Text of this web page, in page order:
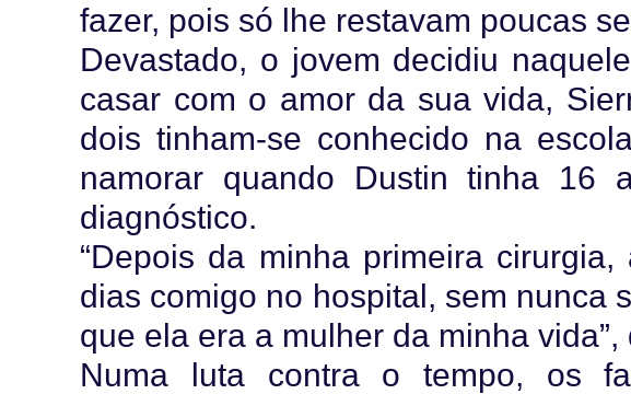
fazer, pois só lhe restavam poucas
Devastado, o jovem decidiu
casar com o amor da sua vida,
dois tinham-se conhecido na
namorar quando Dustin tinha 16
diagnóstico.
“Depois da minha primeira
dias comigo no hospital, sem nunca
que ela era a mulher da minha vida”,
Numa luta contra o tempo, os